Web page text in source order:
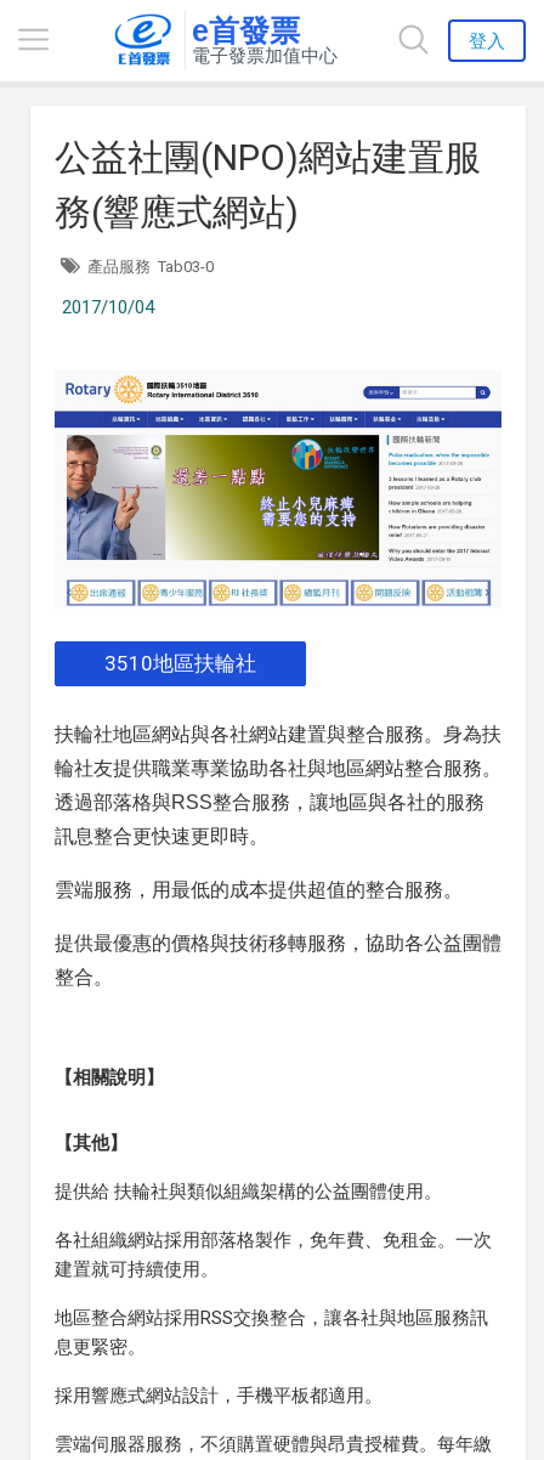
e首發票
電子發票加值中心
登入
公益社團(NPO)網站建置服
務(響應式網站)
產品服務 Tab03-0
2017/10/04
3510地區扶輪社
扶輪社地區網站與各社網站建置與整合服務。身為扶
輪社友提供職業專業協助各社與地區網站整合服務。
透過部落格與RSS整合服務，讓地區與各社的服務
訊息整合更快速更即時。
雲端服務，用最低的成本提供超值的整合服務。
提供最優惠的價格與技術移轉服務，協助各公益團體
整合。
【相關說明】
【其他】
提供給 扶輪社與類似組織架構的公益團體使用。
各社組織網站採用部落格製作，免年費、免租金。一次
建置就可持續使用。
地區整合網站採用RSS交換整合，讓各社與地區服務訊
息更緊密。
採用響應式網站設計，手機平板都適用。
雲端伺服器服務，不須購置硬體與昂貴授權費。每年繳